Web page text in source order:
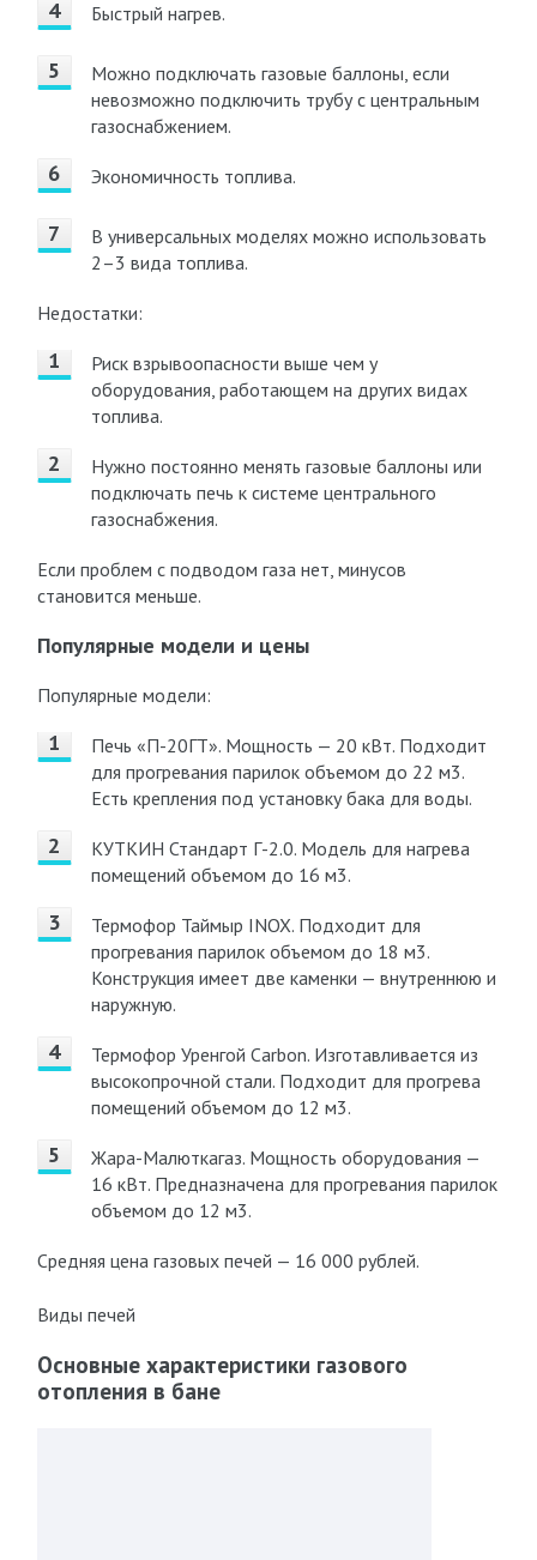
Быстрый нагрев.
Можно подключать газовые баллоны, если
невозможно подключить трубу с центральным
газоснабжением.
Экономичность топлива.
В универсальных моделях можно использовать
2–3 вида топлива.
Недостатки:
Риск взрывоопасности выше чем у
оборудования, работающем на других видах
топлива.
Нужно постоянно менять газовые баллоны или
подключать печь к системе центрального
газоснабжения.
Если проблем с подводом газа нет, минусов
становится меньше.
Популярные модели и цены
Популярные модели:
Печь «П-20ГТ». Мощность — 20 кВт. Подходит
для прогревания парилок объемом до 22 м3.
Есть крепления под установку бака для воды.
КУТКИН Стандарт Г-2.0. Модель для нагрева
помещений объемом до 16 м3.
Термофор Таймыр INOX. Подходит для
прогревания парилок объемом до 18 м3.
Конструкция имеет две каменки — внутреннюю и
наружную.
Термофор Уренгой Carbon. Изготавливается из
высокопрочной стали. Подходит для прогрева
помещений объемом до 12 м3.
Жара-Малюткагаз. Мощность оборудования —
16 кВт. Предназначена для прогревания парилок
объемом до 12 м3.
Средняя цена газовых печей — 16 000 рублей.
Виды печей
Основные характеристики газового
отопления в бане